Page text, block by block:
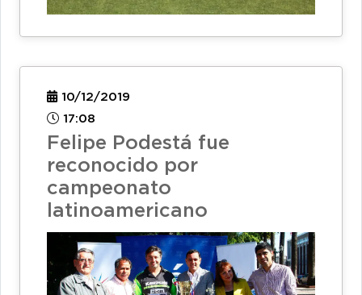
10/12/2019
17:08
Felipe Podestá fue
reconocido por
campeonato
latinoamericano